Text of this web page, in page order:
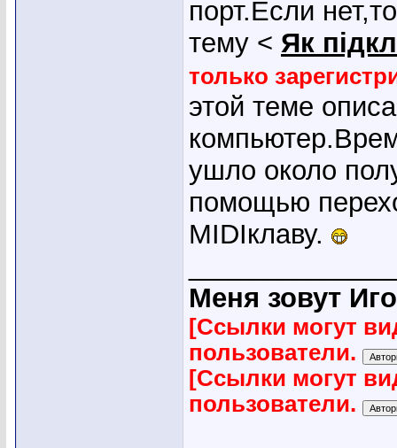
порт.Если
тему < Як
только
этой теме
ушло около
помощью
MIDIклаву.
Меня зовут
[Ссылки могут
пользователи.
[Ссылки могут
пользователи.